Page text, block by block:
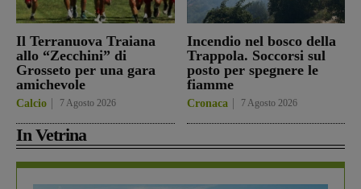
Il Terranuova Traiana
allo “Zecchini” di
Grosseto per una gara
amichevole
Calcio 7 Agosto 2026
Incendio nel bosco della
Trappola. Soccorsi sul
posto per spegnere le
fiamme
Cronaca 7 Agosto 2026
In Vetrina